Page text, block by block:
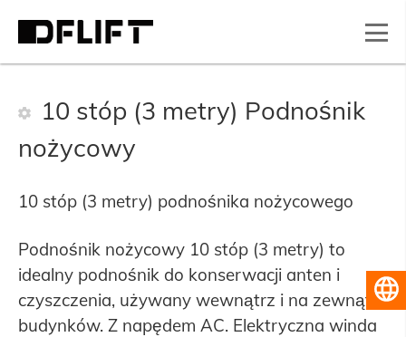
10 stóp (3 metry) Podnośnik
nożycowy
10 stóp (3 metry) podnośnika nożycowego
Podnośnik nożycowy 10 stóp (3 metry) to
idealny podnośnik do konserwacji anten i
czyszczenia, używany wewnątrz i na zewnątrz
budynków. Z napędem AC. Elektryczna winda
Polski